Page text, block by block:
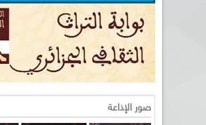
صور الإذاعة